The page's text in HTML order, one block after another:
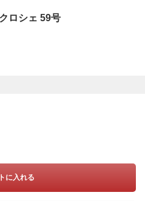
ロシェ 59号
に入れる